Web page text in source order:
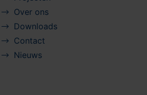
Over ons
Downloads
Contact
Nieuws